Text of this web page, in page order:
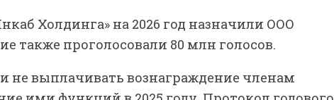
Холдинга» на 2026 год назначили ООО
также проголосовали 80 млн голосов.
не выплачивать вознаграждение членам